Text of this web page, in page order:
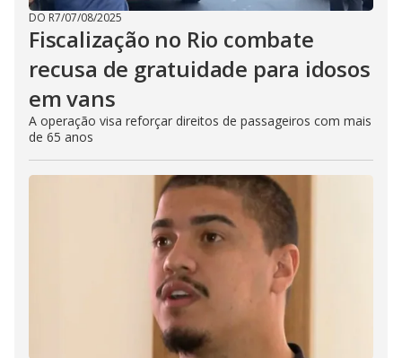
DO R7/07/08/2025
Fiscalização no Rio combate
recusa de gratuidade para idosos
em vans
A operação visa reforçar direitos de passageiros com mais
de 65 anos